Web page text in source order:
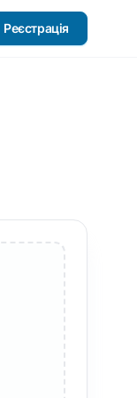
Реєстрація